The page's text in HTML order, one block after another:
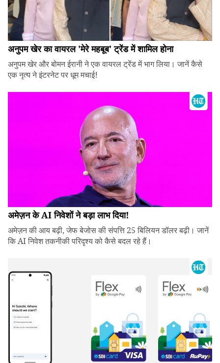
अनुपम खेर का वायरल 'मेरे महबूब' ट्रेंड में शामिल होना
अनुपम खेर और बोमन ईरानी ने एक वायरल ट्रेंड में भाग लिया। जानें कैसे
एक नृत्य ने इंटरनेट पर धूम मचाई!
अमेज़न के AI निवेशों ने बड़ा लाभ दिया!
अमेज़न की आय बढ़ी, जेफ बेजोस की संपत्ति 25 बिलियन डॉलर बढ़ी। जानें
कि AI निवेश तकनीकी परिदृश्य को कैसे बदल रहे हैं।